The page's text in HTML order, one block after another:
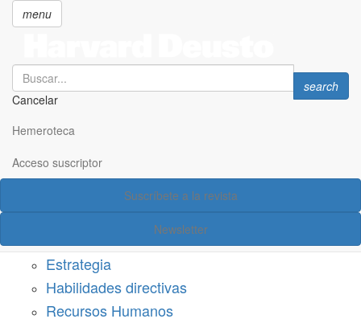
principal
menu
Search
Cancelar
Search
search
Hemeroteca
Acceso suscriptor
Suscríbete a la revista
Newsletter
Acceso suscriptor
Estrategia
Habilidades directivas
Recursos Humanos